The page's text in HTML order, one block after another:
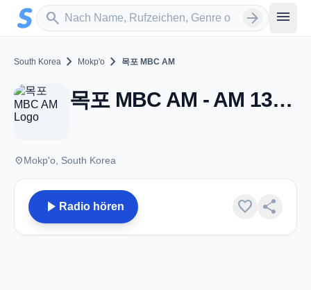
Zum Hauptinhalt springen
search
Sender suchen arrow_forward menu
South Korea chevron_right Mokp'o chevron_right 목포 MBC AM
목포 MBC AM - AM 1386 - Mokp'o
placeMokp'o, South Korea
play_arrow Radio hören favorite share